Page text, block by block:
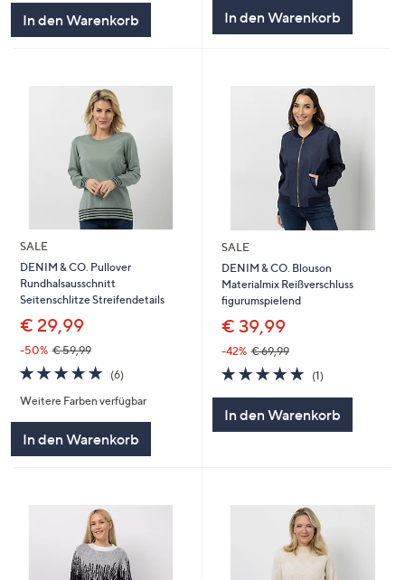
In den Warenkorb In den Warenkorb
SALE
DENIM & CO. Pullover
Rundhalsausschnitt
Seitenschlitze Streifendetails
€ 29,99
-50% € 59,99
5.0
von
5
(6)6
Weitere Farben verfügbar
In den Warenkorb
SALE
DENIM & CO. Blouson
Materialmix Reißverschluss
figurumspielend
€ 39,99
-42% € 69,99
5.0
von
(1)1
In den Warenkorb